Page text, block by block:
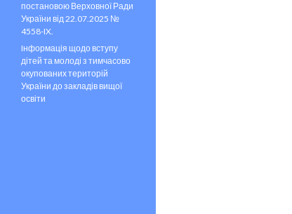
постановою Верховної Ради
України від 22.07.2025 №
4558-IX.
Iнформація щодо вступу
дітей та молоді з тимчасово
окупованих територій
України до закладів вищої
освіти